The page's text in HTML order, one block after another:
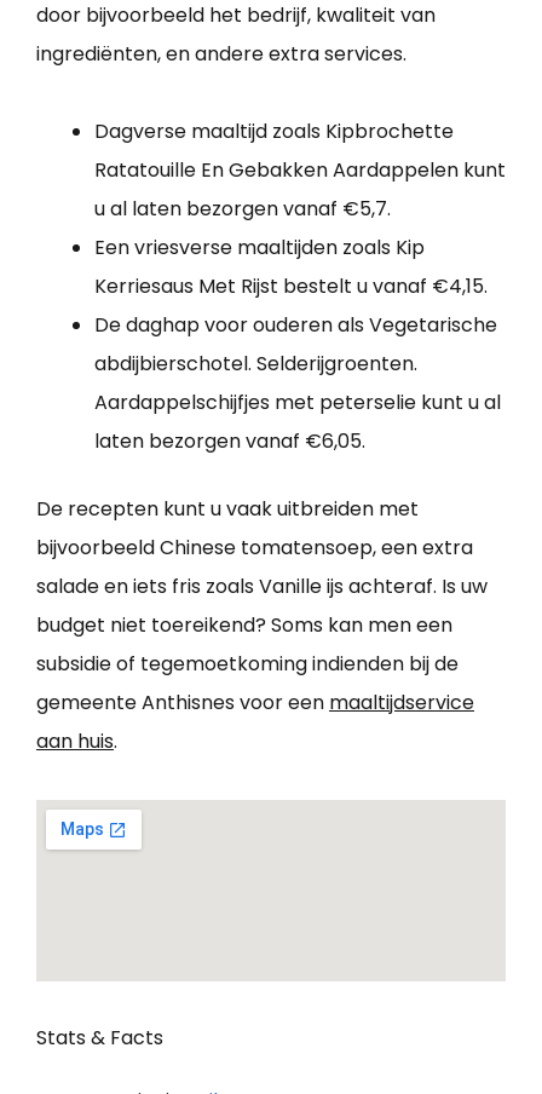
door bijvoorbeeld het bedrijf, kwaliteit van
ingrediënten, en andere extra services.
Dagverse maaltijd zoals Kipbrochette
Ratatouille En Gebakken Aardappelen kunt
u al laten bezorgen vanaf €5,7.
Een vriesverse maaltijden zoals Kip
Kerriesaus Met Rijst bestelt u vanaf €4,15.
De daghap voor ouderen als Vegetarische
abdijbierschotel. Selderijgroenten.
Aardappelschijfjes met peterselie kunt u al
laten bezorgen vanaf €6,05.
De recepten kunt u vaak uitbreiden met
bijvoorbeeld Chinese tomatensoep, een extra
salade en iets fris zoals Vanille ijs achteraf. Is uw
budget niet toereikend? Soms kan men een
subsidie of tegemoetkoming indienden bij de
gemeente Anthisnes voor een maaltijdservice
aan huis.
Stats & Facts